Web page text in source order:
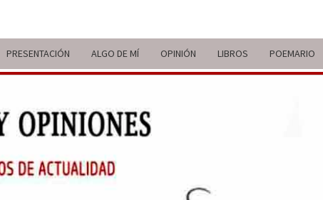
PRESENTACIÓN ALGO DE MÍ OPINIÓN LIBROS POEMARIO